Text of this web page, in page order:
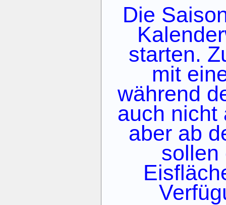
Die
starten.
mit
während
auch nicht
aber ab
sollen